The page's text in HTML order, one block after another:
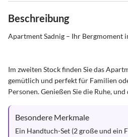
Beschreibung
Apartment Sadnig – Ihr Bergmoment
Im zweiten Stock finden Sie das
gemütlich und perfekt für Familien
Personen. Genießen Sie die Ruhe, und
Besondere Merkmale
Ein Handtuch-Set (2 große und ein